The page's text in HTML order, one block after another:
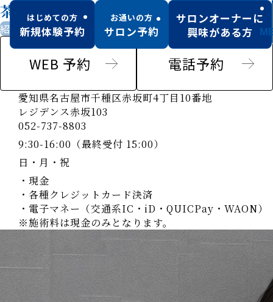
茶屋ヶ坂店
紹介のみ男性可
WEB 予約 電話予約
愛知県名古屋市千種区赤坂町4丁目10番地
レジデンス赤坂103
052-737-8803
9:30-16:00（最終受付 15:00）
日・月・祝
・現金
・各種クレジットカード決済
・電子マネー（交通系IC・iD・QUICPay・WAON）
※施術料は現金のみとなります。
はじめての方
新規体験予約
お通いの方
サロン予約
サロンオーナーに
興味がある方